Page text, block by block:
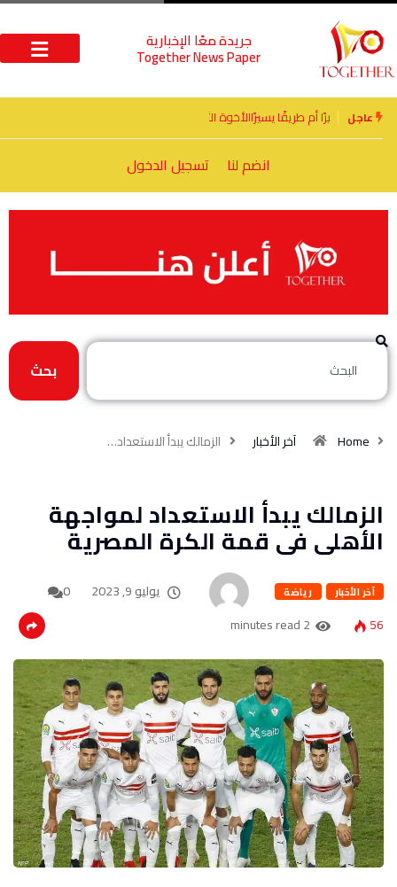
جريدة معًا الإخبارية
Together News Paper
عاجل الأخوة الأعداء وحتمًا لابد من لقاء
انضم لنا تسجيل الدخول
بحث
Home آخر الأخبار الزمالك يبدأ الاستعداد…
الزمالك يبدأ الاستعداد لمواجهة
الأهلى فى قمة الكرة المصرية
آخر الأخبار رياضة يوليو 9, 2023
0
56
2 minutes read